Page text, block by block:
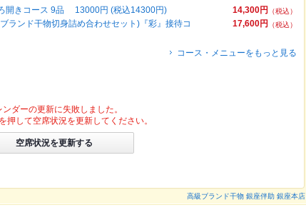
14,300円
（税込）
開きコース 9品 13000円 (税込14300円)
17,600円
（税込）
ランド干物切身詰め合わせセット)『彩』接待コ
コース・メニューをもっと見る
ンダーの更新に失敗しました。
押して空席状況を更新してください。
空席状況を更新する
高級ブランド干物 銀座伴助 銀座本店